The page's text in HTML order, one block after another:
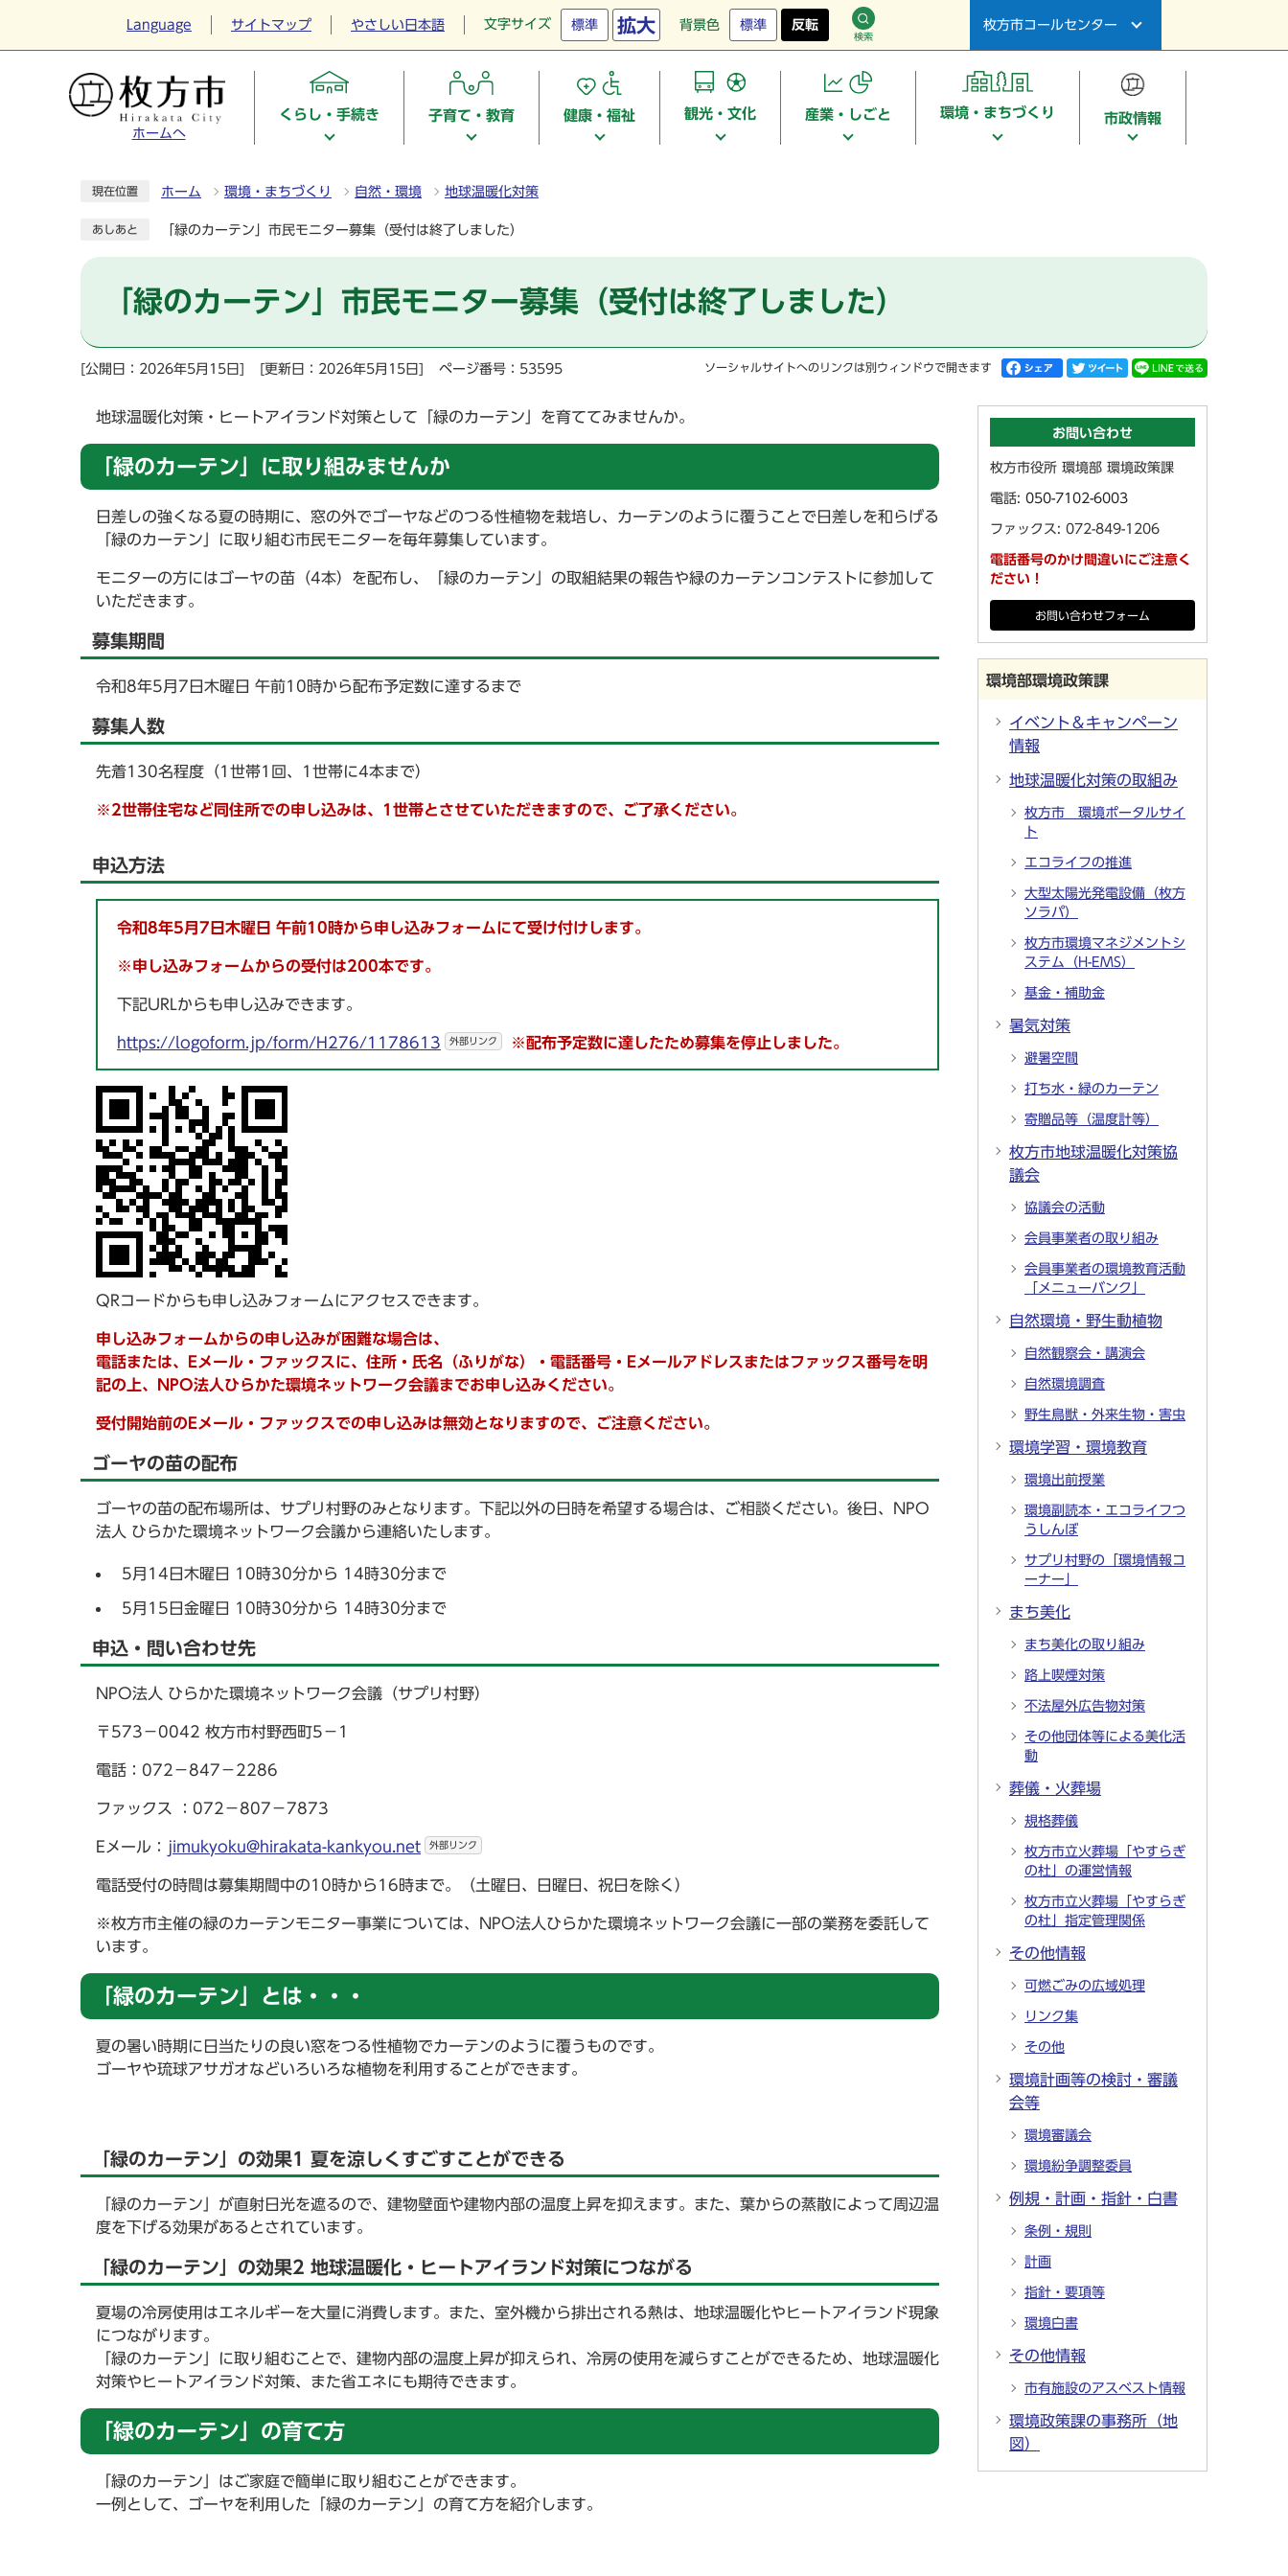
Language サイトマップ やさしい日本語 文字サイズ 標準 拡大 背景色 標準 反転
検索
枚方市コールセンター
ホームへ
くらし・手続き 子育て・教育 健康・福祉 観光・文化 産業・しごと 環境・まちづくり 市政情報
現在位置 ホーム 環境・まちづくり 自然・環境 地球温暖化対策
あしあと 「緑のカーテン」市民モニター募集（受付は終了しました）
「緑のカーテン」市民モニター募集（受付は終了しました）
[公開日：2026年5月15日] [更新日：2026年5月15日] ページ番号：53595 ソーシャルサイトへのリンクは別ウィンドウで開きます
地球温暖化対策・ヒートアイランド対策として「緑のカーテン」を育ててみませんか。
「緑のカーテン」に取り組みませんか
日差しの強くなる夏の時期に、窓の外でゴーヤなどのつる性植物を栽培し、カーテンのように覆うことで日差しを和らげる
「緑のカーテン」に取り組む市民モニターを毎年募集しています。
モニターの方にはゴーヤの苗（4本）を配布し、「緑のカーテン」の取組結果の報告や緑のカーテンコンテストに参加して
いただきます。
募集期間
令和8年5月7日木曜日 午前10時から配布予定数に達するまで
募集人数
先着130名程度（1世帯1回、1世帯に4本まで）
※2世帯住宅など同住所での申し込みは、1世帯とさせていただきますので、ご了承ください。
申込方法
令和8年5月7日木曜日 午前10時から申し込みフォームにて受け付けします。
※申し込みフォームからの受付は200本です。
下記URLからも申し込みできます。
https://logoform.jp/form/H276/1178613 外部リンク ※配布予定数に達したため募集を停止しました。
QRコードからも申し込みフォームにアクセスできます。
申し込みフォームからの申し込みが困難な場合は、
電話または、Eメール・ファックスに、住所・氏名（ふりがな）・電話番号・Eメールアドレスまたはファックス番号を明
記の上、NPO法人ひらかた環境ネットワーク会議までお申し込みください。
受付開始前のEメール・ ファックスでの申し込みは無効となりますので、ご注意ください。
ゴーヤの苗の配布
ゴーヤの苗の配布場所は、サプリ村野のみとなります。下記以外の日時を希望する場合は、ご相談ください。後日、NPO
法人 ひらかた環境ネットワーク会議から連絡いたします。
5月14日木曜日 10時30分から 14時30分まで
5月15日金曜日 10時30分から 14時30分まで
申込・問い合わせ先
NPO法人 ひらかた環境ネットワーク会議（サプリ村野）
〒573－0042 枚方市村野西町5－1
電話：072－847－2286
ファックス ：072－807－7873
Eメール： jimukyoku@hirakata-kankyou.net 外部リンク
電話受付の時間は募集期間中の10時から16時まで。（土曜日、日曜日、祝日を除く）
※枚方市主催の緑のカーテンモニター事業については、NPO法人ひらかた環境ネットワーク会議に一部の業務を委託して
います。
「緑のカーテン」とは・・・
夏の暑い時期に日当たりの良い窓をつる性植物でカーテンのように覆うものです。
ゴーヤや琉球アサガオなどいろいろな植物を利用することができます。
「緑のカーテン」の効果1 夏を涼しくすごすことができる
「緑のカーテン」が直射日光を遮るので、建物壁面や建物内部の温度上昇を抑えます。また、葉からの蒸散によって周辺温
度を下げる効果があるとされています。
「緑のカーテン」の効果2 地球温暖化・ヒートアイランド対策につながる
夏場の冷房使用はエネルギーを大量に消費します。また、室外機から排出される熱は、地球温暖化やヒートアイランド現象
につながります。
「緑のカーテン」に取り組むことで、建物内部の温度上昇が抑えられ、冷房の使用を減らすことができるため、地球温暖化
対策やヒートアイランド対策、また省エネにも期待できます。
「緑のカーテン」の育て方
「緑のカーテン」はご家庭で簡単に取り組むことができます。
一例として、ゴーヤを利用した「緑のカーテン」の育て方を紹介します。
お問い合わせ
枚方市役所 環境部 環境政策課
電話: 050-7102-6003
ファックス: 072-849-1206
電話番号のかけ間違いにご注意く
ださい！
お問い合わせフォーム
環境部環境政策課
イベント＆キャンペーン
情報
地球温暖化対策の取組み
枚方市 環境ポータルサイ
ト
エコライフの推進
大型太陽光発電設備（枚方
ソラパ）
枚方市環境マネジメントシ
ステム（H-EMS）
基金・補助金
暑気対策
避暑空間
打ち水・緑のカーテン
寄贈品等（温度計等）
枚方市地球温暖化対策協
議会
協議会の活動
会員事業者の取り組み
会員事業者の環境教育活動
「メニューバンク」
自然環境・野生動植物
自然観察会・講演会
自然環境調査
野生鳥獣・外来生物・害虫
環境学習・環境教育
環境出前授業
環境副読本・エコライフつ
うしんぼ
サプリ村野の「環境情報コ
ーナー」
まち美化
まち美化の取り組み
路上喫煙対策
不法屋外広告物対策
その他団体等による美化活
動
葬儀・火葬場
規格葬儀
枚方市立火葬場「やすらぎ
の杜」の運営情報
枚方市立火葬場「やすらぎ
の杜」指定管理関係
その他情報
可燃ごみの広域処理
リンク集
その他
環境計画等の検討・審議
会等
環境審議会
環境紛争調整委員
例規・計画・指針・白書
条例・規則
計画
指針・要項等
環境白書
その他情報
市有施設のアスベスト情報
環境政策課の事務所（地
図）